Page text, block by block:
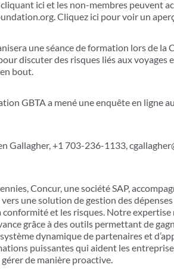
cliquant ici et les non-membres peuvent
Cliquez ici pour voir un
une séance de formation lors de
discuter des risques liés aux
bout.
GBTA a mené une enquête en ligne
Gallagher, +1 703-236-1133,
Concur, une société SAP,
une solution de gestion des
conformité et les risques. Notre
grâce à des outils permettant de
dynamique de partenaires et
puissantes qui aident les
de manière proactive.